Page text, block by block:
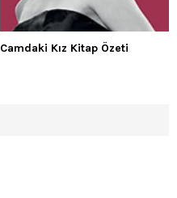
Camdaki Kız Kitap Özeti